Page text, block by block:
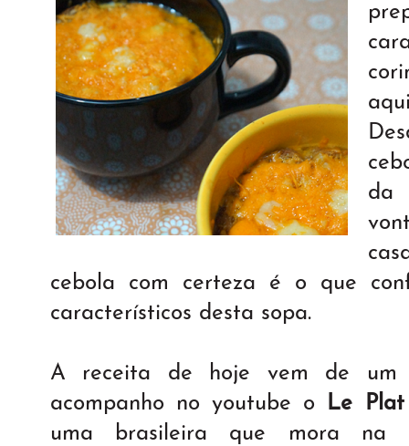
cebola com certeza é o que
característicos desta sopa.
A receita de hoje vem de um
acompanho no youtube o
Le
uma brasileira que mora na